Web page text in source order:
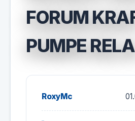
FORUM
PUMPE
RoxyMc